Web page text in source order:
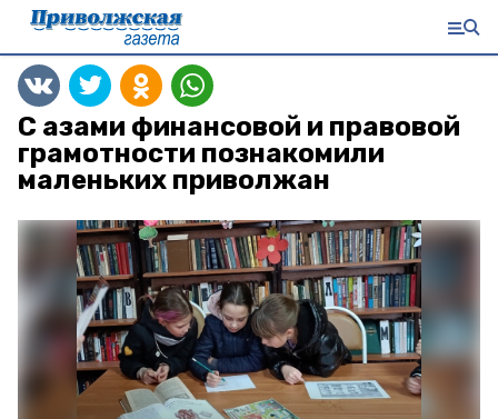
С азами финансовой и правовой
грамотности познакомили
маленьких приволжан